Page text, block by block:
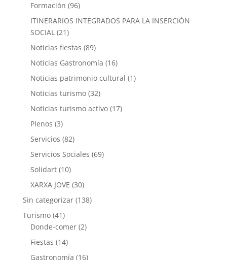
Formación (96)
ITINERARIOS INTEGRADOS PARA LA INSERCIÓN
SOCIAL(21)
Noticias fiestas (89)
Noticias Gastronomía (16)
Noticias patrimonio cultural (1)
Noticias turismo(32)
Noticias turismo activo(17)
Plenos (3)
Servicios (82)
Servicios Sociales (69)
Solidart(10)
XARXA JOVE (30)
Sin categorizar(138)
Turismo(41)
Donde-comer(2)
Fiestas (14)
Gastronomía (16)